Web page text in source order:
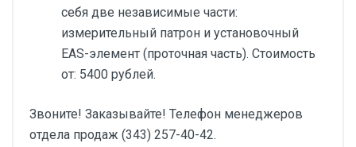
себя две независимые части:
измерительный патрон и установочный
EAS-элемент (проточная часть). Стоимость
от: 5400 рублей.
Звоните! Заказывайте! Телефон менеджеров
отдела продаж (343) 257-40-42.